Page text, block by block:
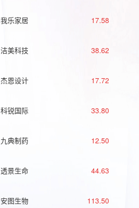
我乐家居 17.58
洁美科技 38.62
杰恩设计 17.72
科锐国际 33.80
九典制药 12.50
透景生命 44.63
安图生物 113.50